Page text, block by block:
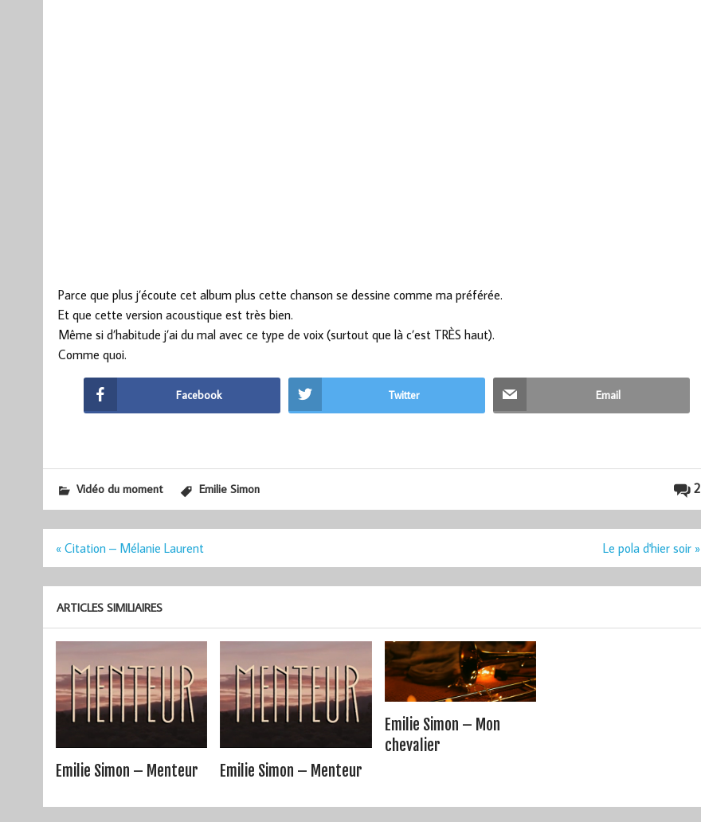
Parce que plus j’écoute cet album plus cette chanson se dessine comme ma préférée.
Et que cette version acoustique est très bien.
Même si d’habitude j’ai du mal avec ce type de voix (surtout que là c’est TRÈS haut).
Comme quoi.
Facebook Twitter Email
2
Vidéo du moment Emilie Simon
Navigation
« Citation – Mélanie Laurent Le pola d'hier soir »
ARTICLES SIMILIAIRES
Emilie Simon – Menteur Emilie Simon – Menteur
Emilie Simon – Mon
chevalier